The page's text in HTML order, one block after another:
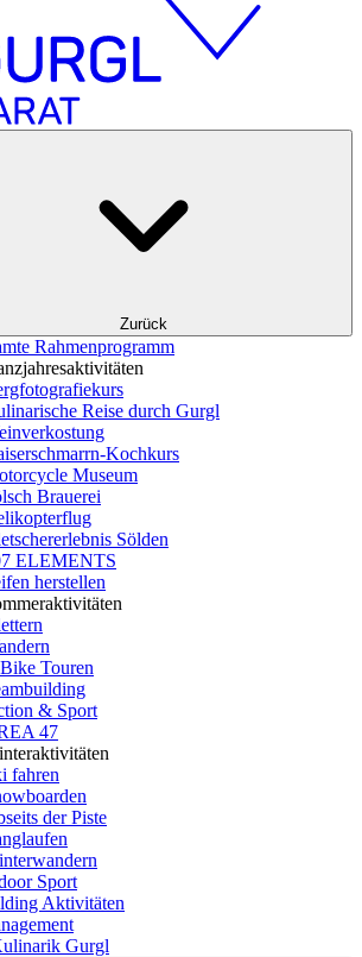
Zurück
Rahmenprogramm
Reise durch Gurgl
Kochkurs
Museum
Brauerei
Sölden
ELEMENTS
herstellen
Touren
& Sport
47
fahren
der Piste
Sport
Aktivitäten
Gurgl